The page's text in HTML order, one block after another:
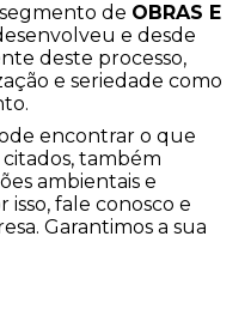
de OBRAS E
e desde
deste processo,
e seriedade como
encontrar o que
citados, também
ambientais e
fale conosco e
Garantimos a sua